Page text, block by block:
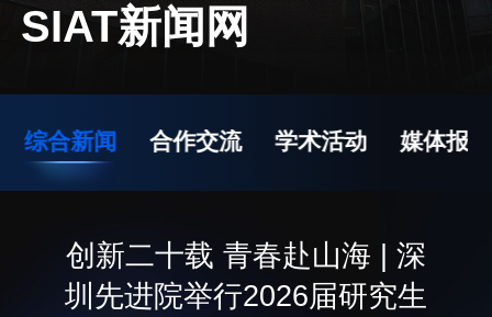
机构简介
院长寄语
现任领导
统计数据
研究机构
先进集成技术研究所
生物医学与健康工程研
生物医药与技术研究所
脑认知与脑疾病研究所
SIAT新闻网
综合新闻 合作交流 学术活动 媒体报道
创新二十载 青春赴山海 | 深
圳先进院举行2026届研究生